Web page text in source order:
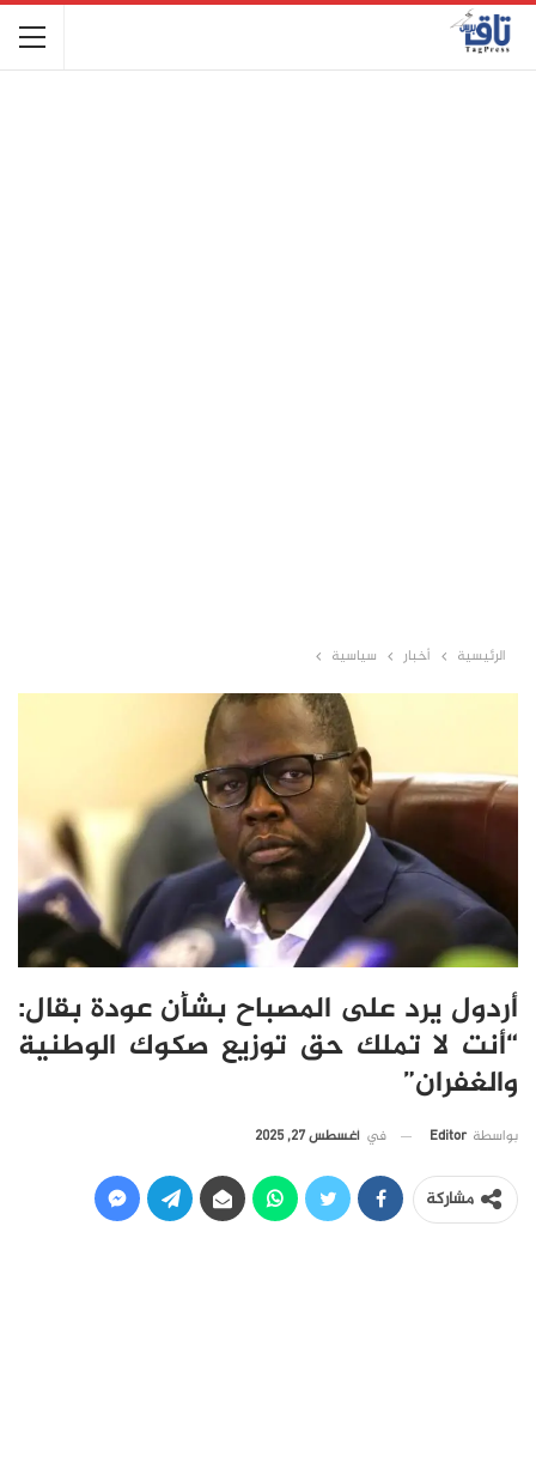
الرئيسية أخبار سياسية
أردول يرد على المصباح بشأن عودة بقال:
“أنت لا تملك حق توزيع صكوك الوطنية
والغفران”
بواسطة Editor في أغسطس 27, 2025
مشاركة